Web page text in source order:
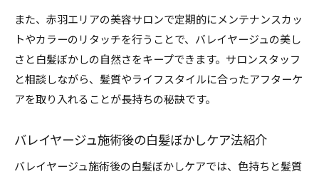
また、赤羽エリアの美容サロンで定期的にメンテナンスカッ
トやカラーのリタッチを行うことで、バレイヤージュの美し
さと白髪ぼかしの自然さをキープできます。サロンスタッフ
と相談しながら、髪質やライフスタイルに合ったアフターケ
アを取り入れることが長持ちの秘訣です。
バレイヤージュ施術後の白髪ぼかしケア法紹介
バレイヤージュ施術後の白髪ぼかしケアでは、色持ちと髪質